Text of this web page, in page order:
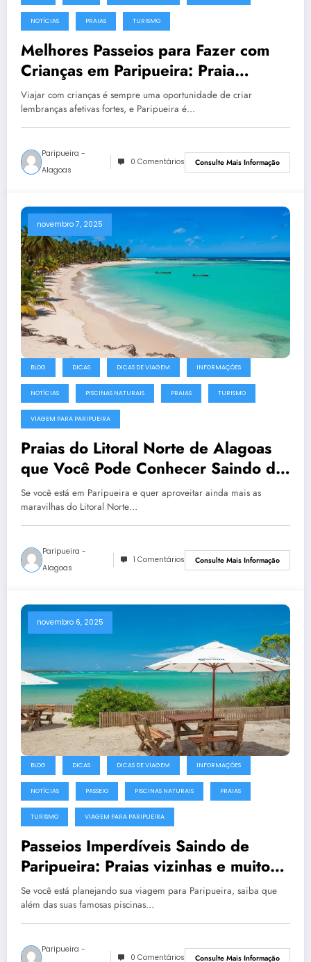
NOTÍCIAS PRAIAS TURISMO
Melhores Passeios para Fazer com
Crianças em Paripueira: Praia
Segura, Piscinas Rasas e Atividades
Viajar com crianças é sempre uma oportunidade de criar
lembranças afetivas fortes, e Paripueira é…
Paripueira -
Alagoas
0 Comentários Consulte Mais Informação
novembro 7, 2025
BLOG DICAS DICAS DE VIAGEM INFORMAÇÕES
NOTÍCIAS PISCINAS NATURAIS PRAIAS TURISMO
VIAGEM PARA PARIPUEIRA
Praias do Litoral Norte de Alagoas
que Você Pode Conhecer Saindo de
Paripueira
Se você está em Paripueira e quer aproveitar ainda mais as
maravilhas do Litoral Norte…
Paripueira -
Alagoas
1 Comentários Consulte Mais Informação
novembro 6, 2025
BLOG DICAS DICAS DE VIAGEM INFORMAÇÕES
NOTÍCIAS PASSEIO PISCINAS NATURAIS PRAIAS
TURISMO VIAGEM PARA PARIPUEIRA
Passeios Imperdíveis Saindo de
Paripueira: Praias vizinhas e muito
mais
Se você está planejando sua viagem para Paripueira, saiba que
além das suas famosas piscinas…
Paripueira -
0 Comentários Consulte Mais Informação